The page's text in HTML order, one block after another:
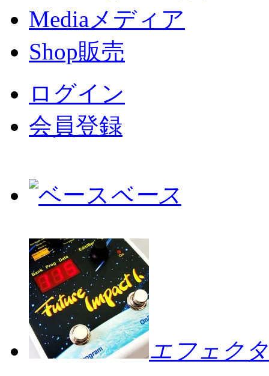
Mediaメディア
Shop販売
ログイン
会員登録
ベース
エフェク